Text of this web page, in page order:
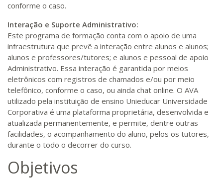
conforme o caso.
Interação e Suporte Administrativo:
Este programa de formação conta com o apoio de uma
infraestrutura que prevê a interação entre alunos e alunos;
alunos e professores/tutores; e alunos e pessoal de apoio
Administrativo. Essa interação é garantida por meios
eletrônicos com registros de chamados e/ou por meio
telefônico, conforme o caso, ou ainda chat online. O AVA
utilizado pela instituição de ensino Unieducar Universidade
Corporativa é uma plataforma proprietária, desenvolvida e
atualizada permanentemente, e permite, dentre outras
facilidades, o acompanhamento do aluno, pelos os tutores,
durante o todo o decorrer do curso.
Objetivos